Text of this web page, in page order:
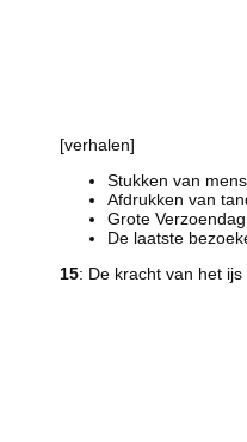
[verhalen]
Stukken van
Afdrukken van
Grote Verzoendag
De laatste
15: De kracht van het ijs